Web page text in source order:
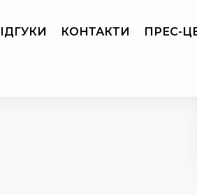
КОНТАКТИ ПРЕС-